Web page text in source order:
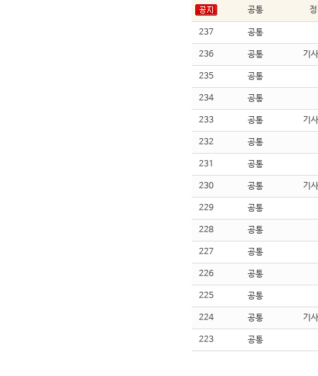
공통
237 공통
236 공통 기
235 공통
234 공통
233 공통 기
232 공통
231 공통
230 공통 기
229 공통
228 공통
227 공통
226 공통
225 공통
224 공통 기
223 공통